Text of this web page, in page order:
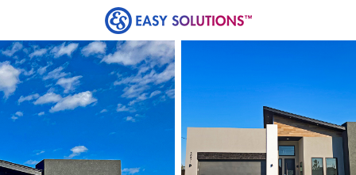
de Crédito Préstamos